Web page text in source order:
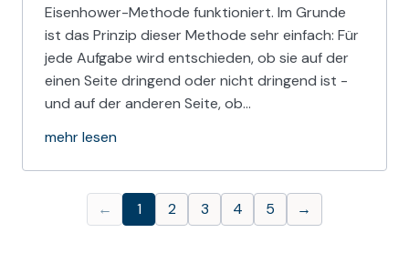
Eisenhower-Methode funktioniert. Im Grunde
ist das Prinzip dieser Methode sehr einfach: Für
jede Aufgabe wird entschieden, ob sie auf der
einen Seite dringend oder nicht dringend ist -
und auf der anderen Seite, ob…
mehr lesen
← 1 2 3 4 5 →